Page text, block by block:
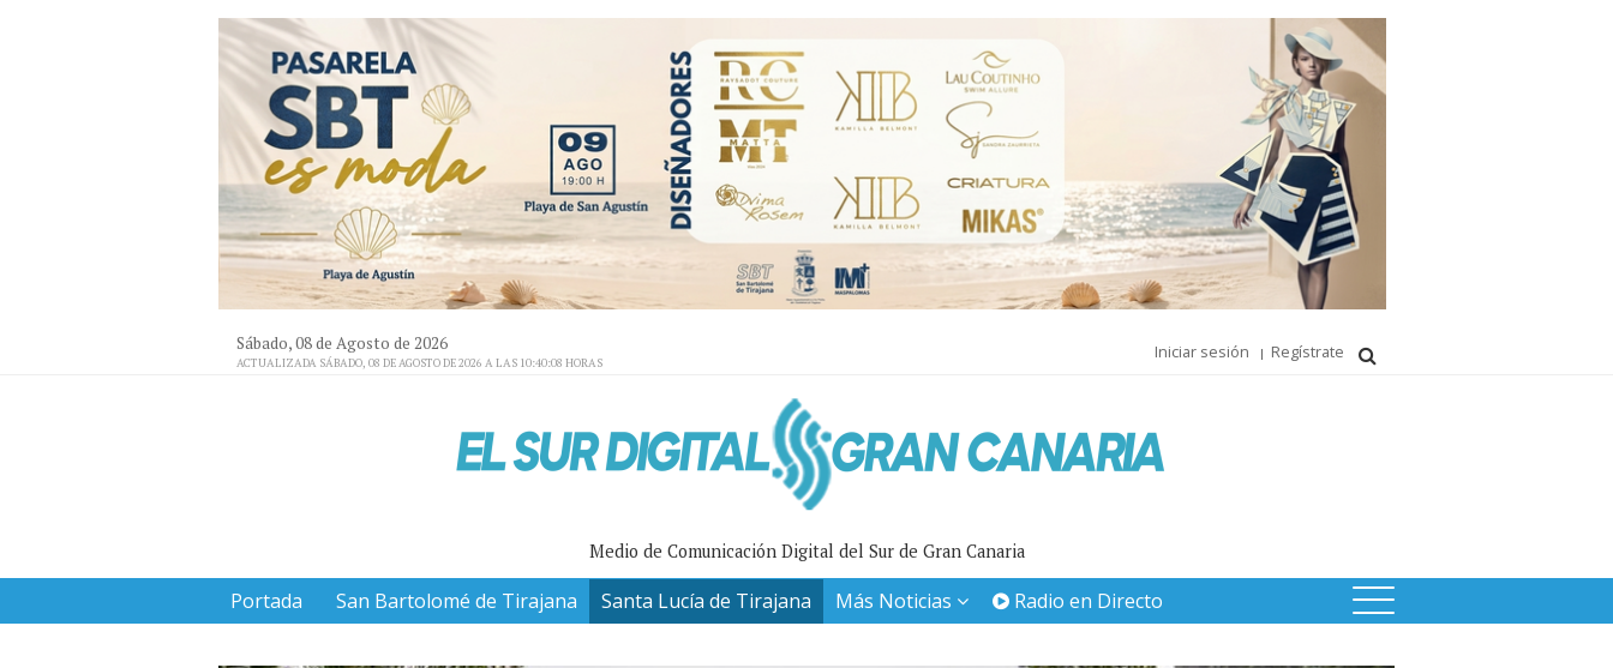
Sábado, 08 de Agosto de 2026
ACTUALIZADA SÁBADO, 08 DE AGOSTO DE 2026 A LAS 10:40:08 HORAS
Iniciar sesión Regístrate
Medio de Comunicación Digital del Sur de Gran Canaria
Portada San Bartolomé de Tirajana Santa Lucía de Tirajana Más Noticias Radio en Directo